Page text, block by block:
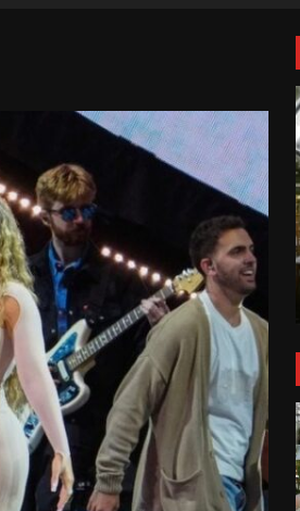
officieel getrouwd met Travis